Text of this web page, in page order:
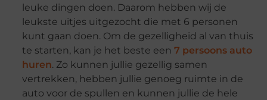
leuke dingen doen. Daarom hebben wij de
leukste uitjes uitgezocht die met 6 personen
kunt gaan doen. Om de gezelligheid al van thuis
te starten, kan je het beste een 7 persoons auto
huren. Zo kunnen jullie gezellig samen
vertrekken, hebben jullie genoeg ruimte in de
auto voor de spullen en kunnen jullie de hele